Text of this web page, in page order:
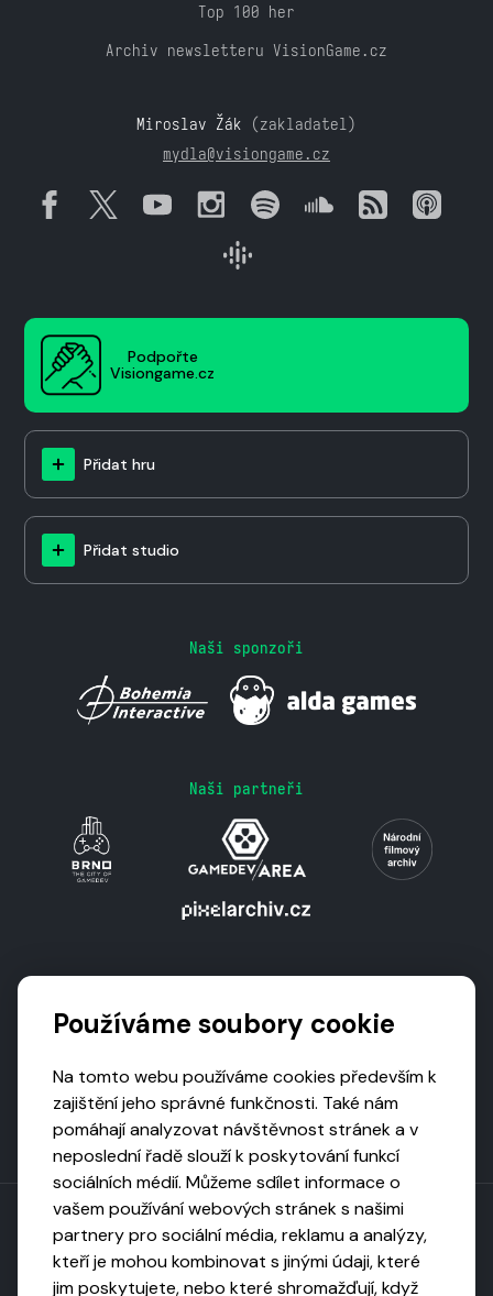
Top 100 her
Archiv newsletteru VisionGame.cz
Miroslav Žák (zakladatel)
mydla@visiongame.cz
Podpořte
Visiongame.cz
Přidat hru
Přidat studio
Naši sponzoři
Naši partneři
Toto dílo podléhá licenci CC BY-NC-ND
Používáme soubory cookie
Na tomto webu používáme cookies především k
zajištění jeho správné funkčnosti. Také nám
pomáhají analyzovat návštěvnost stránek a v
neposlední řadě slouží k poskytování funkcí
sociálních médií. Můžeme sdílet informace o
vašem používání webových stránek s našimi
partnery pro sociální média, reklamu a analýzy,
kteří je mohou kombinovat s jinými údaji, které
jim poskytujete, nebo které shromažďují, když